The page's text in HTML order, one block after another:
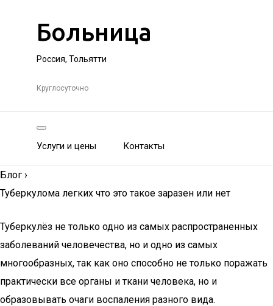
Больница
Россия, Тольятти
Круглосуточно
Услуги и цены Контакты
Блог ›
Туберкулома легких что это такое заразен или нет
Туберкулёз не только одно из самых распространенных
заболеваний человечества, но и одно из самых
многообразных, так как оно способно не только поражать
практически все органы и ткани человека, но и
образовывать очаги воспаления разного вида.